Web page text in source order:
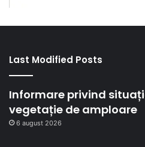
Last Modified Posts
Informare privind
vegetație de amploare
6 august 2026